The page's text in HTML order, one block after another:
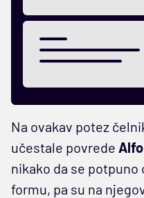
Na ovakav potez
učestale povrede
nikako da se
formu, pa su na